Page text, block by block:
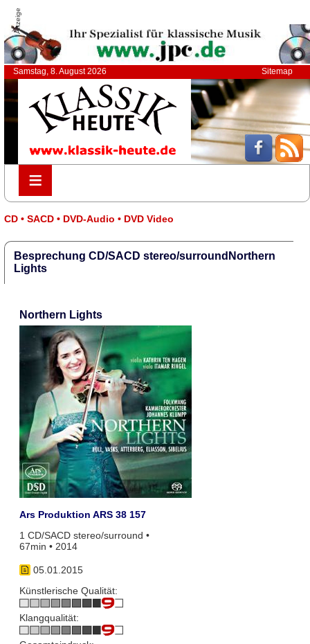
Anzeige
Samstag, 8. August 2026 Sitemap
≡
≡
CD • SACD • DVD-Audio • DVD Video
Besprechung CD/SACD stereo/surroundNorthern
Lights
Northern Lights
Ars Produktion ARS 38 157
1 CD/SACD stereo/surround •
67min • 2014
05.01.2015
Künstlerische Qualität:
Klangqualität: